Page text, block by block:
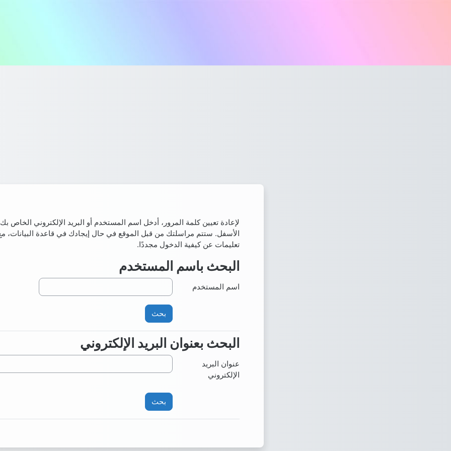
لإعادة تعيين كلمة المرور، أدخل اسم المستخدم أو البريد الإلكتروني الخاص
الأسفل. ستتم مراسلتك من قبل الموقع في حال إيجادك في قاعدة البيانات،
تعليمات عن كيفية الدخول مجددًا.
البحث باسم المستخدم
البحث باسم المستخدم
اسم المستخدم
البحث بعنوان البريد الإلكتروني
البحث بعنوان البريد الإلكتروني
عنوان البريد
الإلكتروني